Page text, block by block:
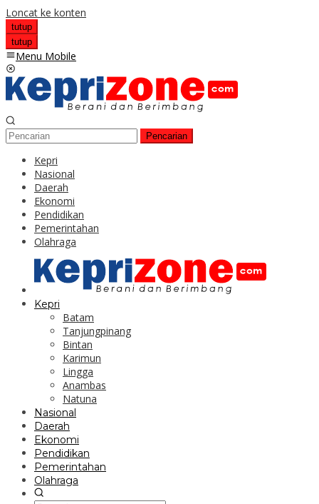
Loncat ke konten
tutup
tutup
Menu Mobile
Pencarian
Kepri
Nasional
Daerah
Ekonomi
Pendidikan
Pemerintahan
Olahraga
Kepri
Batam
Tanjungpinang
Bintan
Karimun
Lingga
Anambas
Natuna
Nasional
Daerah
Ekonomi
Pendidikan
Pemerintahan
Olahraga